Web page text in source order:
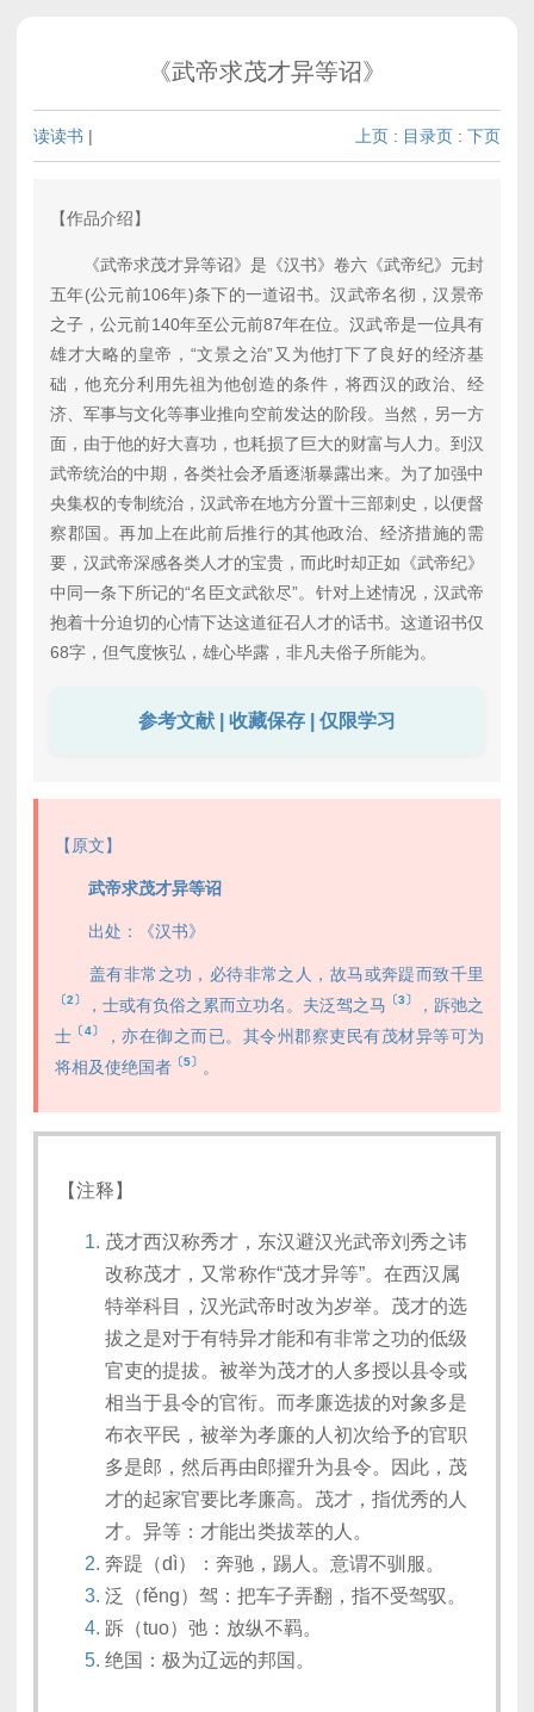
《武帝求茂才异等诏》
读读书 | 上页 : 目录页 : 下页
【作品介绍】
《武帝求茂才异等诏》是《汉书》卷六《武帝纪》元封
五年(公元前106年)条下的一道诏书。汉武帝名彻，汉景帝
之子，公元前140年至公元前87年在位。汉武帝是一位具有
雄才大略的皇帝，“文景之治”又为他打下了良好的经济基
础，他充分利用先祖为他创造的条件，将西汉的政治、经
济、军事与文化等事业推向空前发达的阶段。当然，另一方
面，由于他的好大喜功，也耗损了巨大的财富与人力。到汉
武帝统治的中期，各类社会矛盾逐渐暴露出来。为了加强中
央集权的专制统治，汉武帝在地方分置十三部刺史，以便督
察郡国。再加上在此前后推行的其他政治、经济措施的需
要，汉武帝深感各类人才的宝贵，而此时却正如《武帝纪》
中同一条下所记的“名臣文武欲尽”。针对上述情况，汉武帝
抱着十分迫切的心情下达这道征召人才的话书。这道诏书仅
68字，但气度恢弘，雄心毕露，非凡夫俗子所能为。
参考文献 | 收藏保存 | 仅限学习
【原文】
武帝求茂才异等诏
出处：《汉书》
盖有非常之功，必待非常之人，故马或奔踶而致千里
〔2〕 ，士或有负俗之累而立功名。夫泛驾之马 〔3〕
，跅弛之
士 〔4〕
，亦在御之而已。其令州郡察吏民有茂材异等可为
将相及使绝国者 〔5〕
【注释】
茂才西汉称秀才，东汉避汉光武帝刘秀之讳
改称茂才，又常称作“茂才异等”。在西汉属
特举科目，汉光武帝时改为岁举。茂才的选
拔之是对于有特异才能和有非常之功的低级
官吏的提拔。被举为茂才的人多授以县令或
相当于县令的官衔。而孝廉选拔的对象多是
布衣平民，被举为孝廉的人初次给予的官职
多是郎，然后再由郎擢升为县令。因此，茂
才的起家官要比孝廉高。茂才，指优秀的人
才。异等：才能出类拔萃的人。
奔踶（dì）：奔驰，踢人。意谓不驯服。
泛（fěng）驾：把车子弄翻，指不受驾驭。
跅（tuo）弛：放纵不羁。
绝国：极为辽远的邦国。